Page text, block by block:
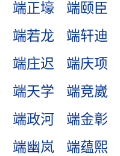
端正壕
端颐臣
端若龙
端轩迪
端庄迟
端庆项
端天学
端竞崴
端政河
端金彰
端幽岚
端蕴煕